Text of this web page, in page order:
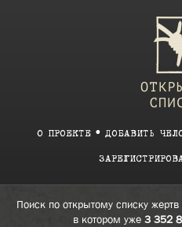
О ПРОЕКТЕ ДОБАВИТЬ
Поиск по открытому списку
в котором уже 3 352